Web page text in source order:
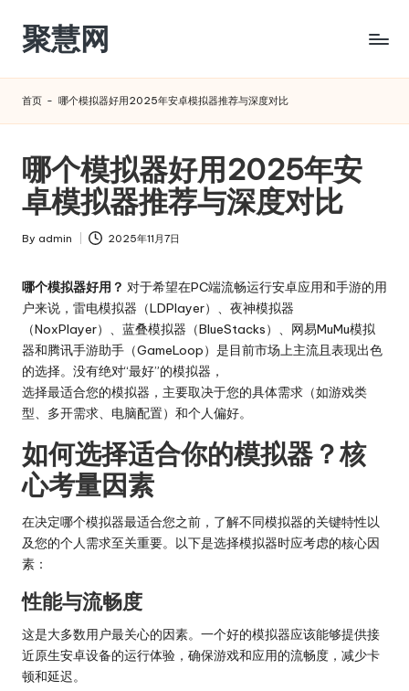
Skip
content
聚慧网
首页 - 哪个模拟器好用2025年安卓模拟器推荐与深度对比
哪个模拟器好用2025年安
卓模拟器推荐与深度对比
Posted
By admin 2025年11月7日
哪个模拟器好用？ 对于希望在PC端流畅运行安卓应用和手游的用
户来说，雷电模拟器（LDPlayer）、夜神模拟器
（NoxPlayer）、蓝叠模拟器（BlueStacks）、网易MuMu模拟
器和腾讯手游助手（GameLoop）是目前市场上主流且表现出色
的选择。没有绝对“最好”的模拟器，
选择最适合您的模拟器，主要取决于您的具体需求（如游戏类
型、多开需求、电脑配置）和个人偏好。
如何选择适合你的模拟器？核
心考量因素
在决定哪个模拟器最适合您之前，了解不同模拟器的关键特性以
及您的个人需求至关重要。以下是选择模拟器时应考虑的核心因
素：
性能与流畅度
这是大多数用户最关心的因素。一个好的模拟器应该能够提供接
近原生安卓设备的运行体验，确保游戏和应用的流畅度，减少卡
顿和延迟。